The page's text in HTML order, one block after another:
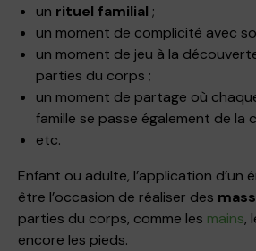
un rituel familial ;
un moment de complicité avec
un moment de jeu à la
parties du corps ;
un moment de partage où
famille se passe également de la
etc.
Enfant ou adulte, l’application d’un
être l’occasion de réaliser des
parties du corps, comme les mains,
encore les pieds.